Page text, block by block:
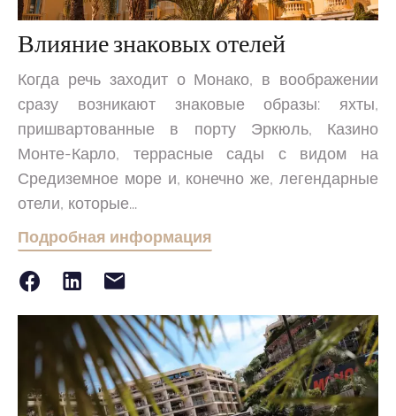
Влияние знаковых отелей
Когда речь заходит о Монако, в воображении
сразу возникают знаковые образы: яхты,
пришвартованные в порту Эркюль, Казино
Монте-Карло, террасные сады с видом на
Средиземное море и, конечно же, легендарные
отели, которые...
Подробная информация